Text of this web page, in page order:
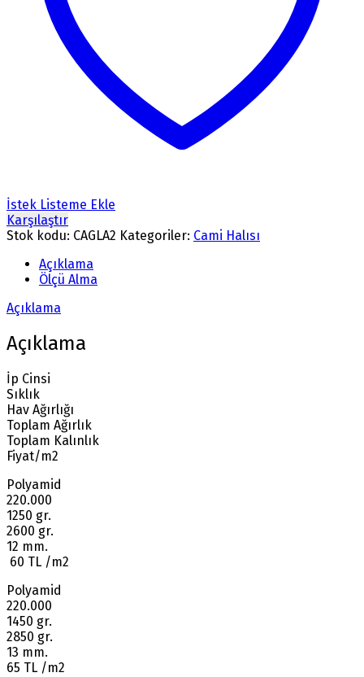
İstek Listeme Ekle
Karşılaştır
Stok kodu: CAGLA2 Kategoriler: Cami Halısı
Açıklama
Ölçü Alma
Açıklama
Açıklama
İp Cinsi
Sıklık
Hav Ağırlığı
Toplam Ağırlık
Toplam Kalınlık
Fiyat/m2
Polyamid
220.000
1250 gr.
2600 gr.
12 mm.
60 TL /m2
Polyamid
220.000
1450 gr.
2850 gr.
13 mm.
65 TL /m2